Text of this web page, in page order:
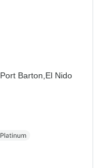
Port Barton,El Nido